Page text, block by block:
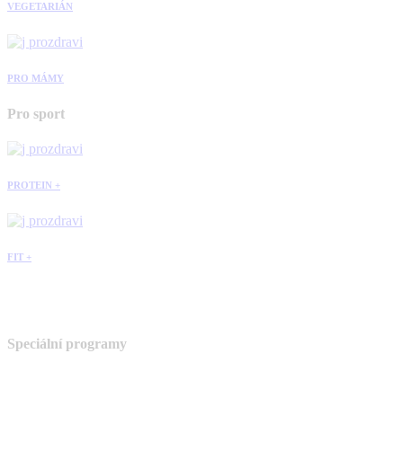
VEGETARIÁN
PRO MÁMY
Pro sport
PROTEIN +
FIT +
Speciální programy